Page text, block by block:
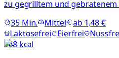
zu gegrilltem und gebratenem
35Min. Mittel ab 1,48 €
Laktosefrei
Eierfrei
248kcal